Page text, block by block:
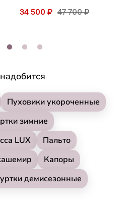
34 500 ₽ 47 700 ₽
Пуховики укороченные
зимние
LUX
Пальто
Капоры
демисезонные